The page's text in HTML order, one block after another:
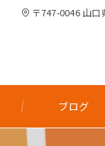
〒747-0046 山
ブログ